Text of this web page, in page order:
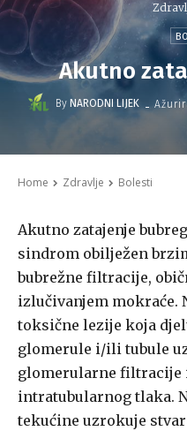
Akutno
By NARODNI LIJEK -
Home Zdravlje Bolesti
Akutno zatajenje
sindrom obilježen
bubrežne filtracije,
izlučivanjem mokraće.
toksične lezije koja
glomerule i/ili tubule
glomerularne filtracije
intratubularnog tlaka.
tekućine uzrokuje